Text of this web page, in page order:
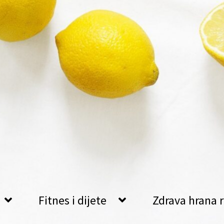
Fitnes i dijete Zdrava hrana